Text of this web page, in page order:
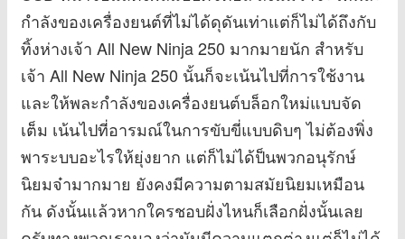
กำลังของเครื่องยนต์ที่ไม่ได้ดุดันเท่าแต่ก็ไม่ได้ถึงกับ
ทิ้งห่างเจ้า All New Ninja 250 มากมายนัก สำหรับ
เจ้า All New Ninja 250 นั้นก็จะเน้นไปที่การใช้งาน
และให้พละกำลังของเครื่องยนต์บล็อกใหม่แบบจัด
เต็ม เน้นไปที่อารมณ์ในการขับขี่แบบดิบๆ ไม่ต้องพิ่ง
พาระบบอะไรให้ยุ่งยาก แต่ก็ไม่ได้ป็นพวกอนุรักษ์
นิยมจ๋ามากมาย ยังคงมีความตามสมัยนิยมเหมือน
กัน ดังนั้นแล้วหากใครชอบฝั่งไหนก็เลือกฝั่งนั้นเลย